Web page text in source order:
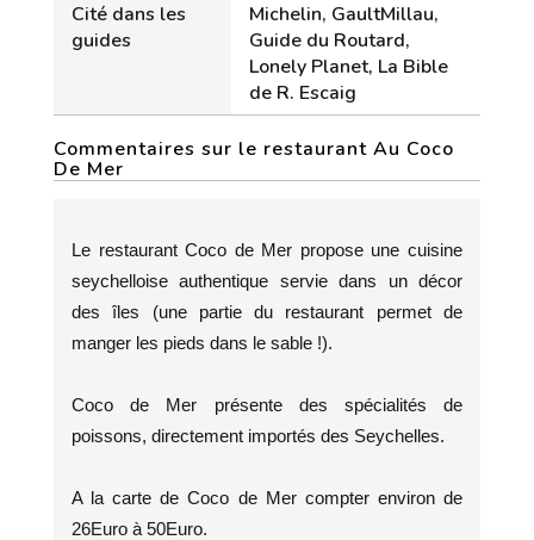
Cité dans les
guides
Michelin, GaultMillau,
Guide du Routard,
Lonely Planet, La Bible
de R. Escaig
Commentaires sur le restaurant Au Coco
De Mer
Le restaurant Coco de Mer propose une cuisine
seychelloise authentique servie dans un décor
des îles (une partie du restaurant permet de
manger les pieds dans le sable !).
Coco de Mer présente des spécialités de
poissons, directement importés des Seychelles.
A la carte de Coco de Mer compter environ de
26Euro à 50Euro.